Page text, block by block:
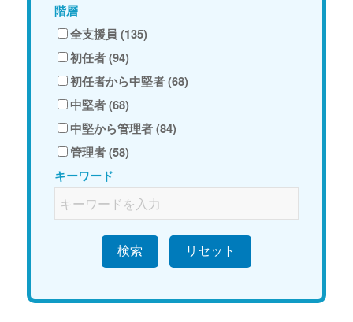
階層
全支援員 (135)
初任者 (94)
初任者から中堅者 (68)
中堅者 (68)
中堅から管理者 (84)
管理者 (58)
キーワード
検索